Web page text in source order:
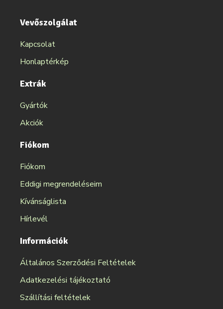
Vevőszolgálat
Kapcsolat
Honlaptérkép
Extrák
Gyártók
Akciók
Fiókom
Fiókom
Eddigi megrendeléseim
Kívánságlista
Hírlevél
Információk
Általános Szerződési Feltételek
Adatkezelési tájékoztató
Szállítási feltételek